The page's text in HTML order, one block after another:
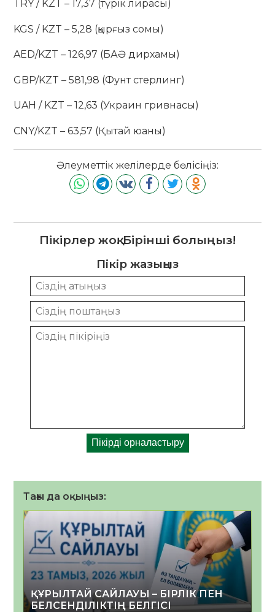
TRY / KZT – 17,37 (түрік лирасы)
KGS / KZT – 5,28 (қырғыз сомы)
AED/KZT – 126,97 (БАӘ дирхамы)
GBP/KZT – 581,98 (Фунт стерлинг)
UAH / KZT – 12,63 (Украин гривнасы)
CNY/KZT – 63,57 (Қытай юаны)
Әлеуметтік желілерде бөлісіңіз:
Пікірлер жоқ. Бірінші болыңыз!
Пікір жазыңыз
Тағы да оқыңыз:
ҚҰРЫЛТАЙ САЙЛАУЫ – БІРЛІК ПЕН
БЕЛСЕНДІЛІКТІҢ БЕЛГІСІ